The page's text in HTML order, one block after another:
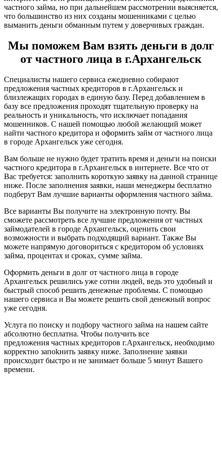
частного займа, но при дальнейшем рассмотрении выясняется,
что большинство из них созданы мошенниками с целью
выманить деньги обманным путем у доверчивых граждан.
Мы поможем Вам взять деньги в долг
от частного лица в г.Архангельск
Специалисты нашего сервиса ежедневно собирают
предложения частных кредиторов в г.Архангельск и
близлежащих городах в единую базу. Перед добавлением в
базу все предложения проходят тщательную проверку на
реальность и уникальность, что исключает попадания
мошенников. С нашей помощью любой желающий может
найти частного кредитора и оформить займ от частного лица
в городе Архангельск уже сегодня.
Вам больше не нужно будет тратить время и деньги на поиски
частного кредитора в г.Архангельск в интернете. Все что от
Вас требуется: заполнить короткую заявку на данной странице
ниже. После заполнения заявки, наши менеджеры бесплатно
подберут Вам лучшие варианты оформления частного займа.
Все варианты Вы получите на электронную почту. Вы
сможете рассмотреть все лучшие предложения от частных
займодателей в городе Архангельск, оценить свои
возможности и выбрать подходящий вариант. Также Вы
можете напрямую договориться с кредитором об условиях
займа, процентах и сроках, сумме займа.
Оформить деньги в долг от частного лица в городе
Архангельск решились уже сотни людей, ведь это удобный и
быстрый способ решить денежные проблемы. С помощью
нашего сервиса и Вы можете решить свой денежный вопрос
уже сегодня.
Услуга по поиску и подбору частного займа на нашем сайте
абсолютно бесплатна. Чтобы получить все
предложения частных кредиторов г.Архангельск, необходимо
корректно запоkнить заявку ниже. Заполнение заявки
происходит быстро и не занимает больше 5 минут Вашего
времени.